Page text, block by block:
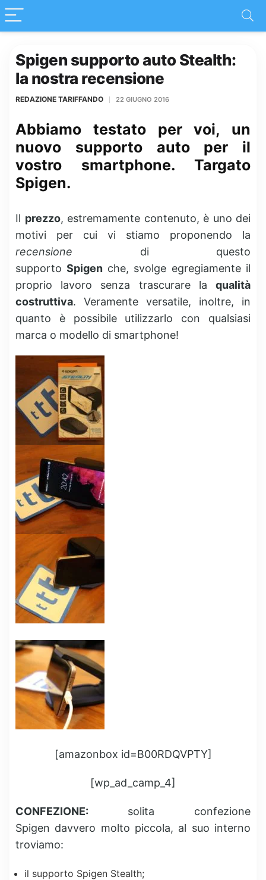
Spigen supporto auto Stealth:
la nostra recensione
REDAZIONE TARIFFANDO 22 GIUGNO 2016
Abbiamo testato per voi, un
nuovo supporto auto per il
vostro smartphone. Targato
Spigen.
Il prezzo, estremamente contenuto, è uno dei
motivi per cui vi stiamo proponendo la
recensione di questo
supportoSpigen che, svolge egregiamente il
proprio lavoro senza trascurare la qualità
costruttiva. Veramente versatile, inoltre, in
quanto è possibile utilizzarlo con qualsiasi
marca o modello di smartphone!
[amazonbox id=B00RDQVPTY]
[wp_ad_camp_4]
CONFEZIONE: solita confezione
Spigen davvero molto piccola, al suo interno
troviamo:
il supporto Spigen Stealth;